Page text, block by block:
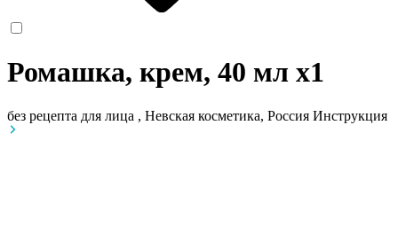
Ромашка, крем, 40 мл x1
без рецепта для лица , Невская косметика, Россия Инструкция